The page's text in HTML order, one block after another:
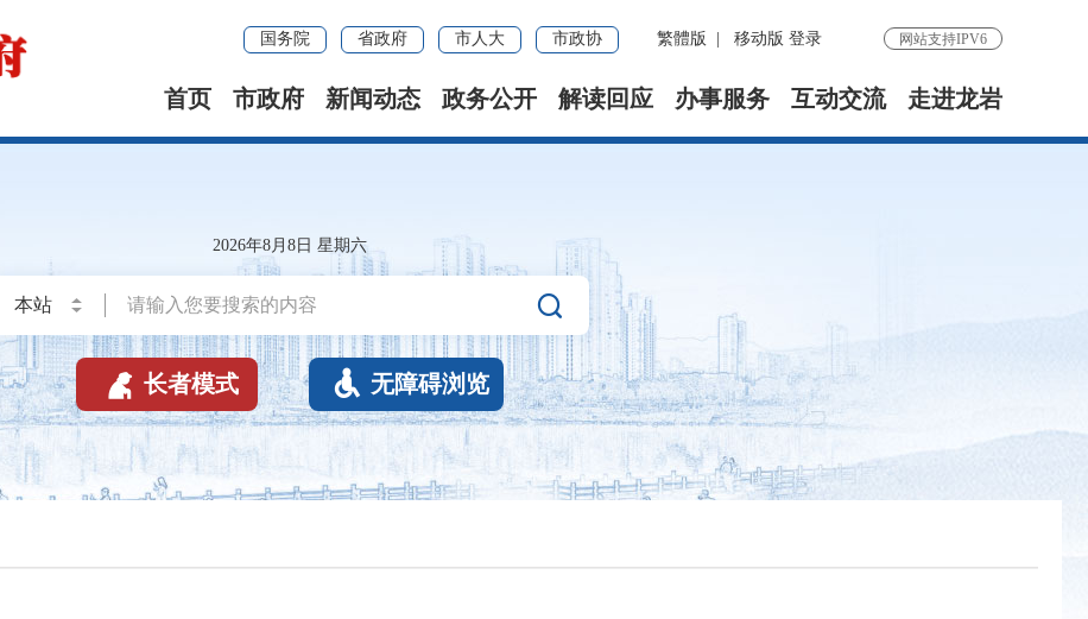
国务院 省政府 市人大 市政协 繁體版 移动版 登录 网站支持IPV6
首页 市政府 新闻动态 政务公开 解读回应 办事服务 互动交流 走进龙岩
2026年8月8日 星期六

 长者模式  无障碍浏览